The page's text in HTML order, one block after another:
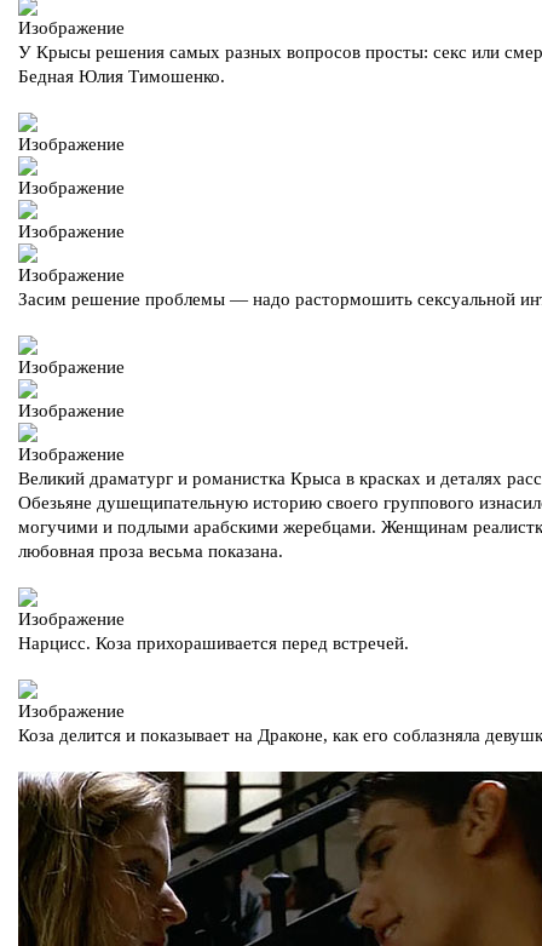
У Крысы решения самых разных вопросов просты: секс или
Бедная Юлия Тимошенко.
Засим решение проблемы — надо растормошить сексуальной
Великий драматург и романистка Крыса в красках и деталях
Обезьяне душещипательную историю своего группового
могучими и подлыми арабскими жеребцами. Женщинам
любовная проза весьма показана.
Нарцисс. Коза прихорашивается перед встречей.
Коза делится и показывает на Драконе, как его соблазняла